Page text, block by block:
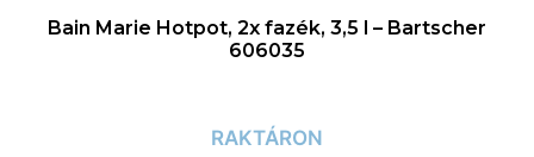
Bain Marie Hotpot, 2x fazék, 3,5 l – Bartscher
606035
RAKTÁRON